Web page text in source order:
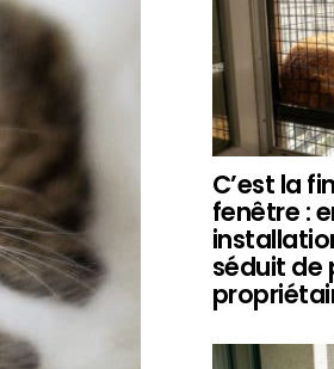
C’est la
fenêtre :
séduit de